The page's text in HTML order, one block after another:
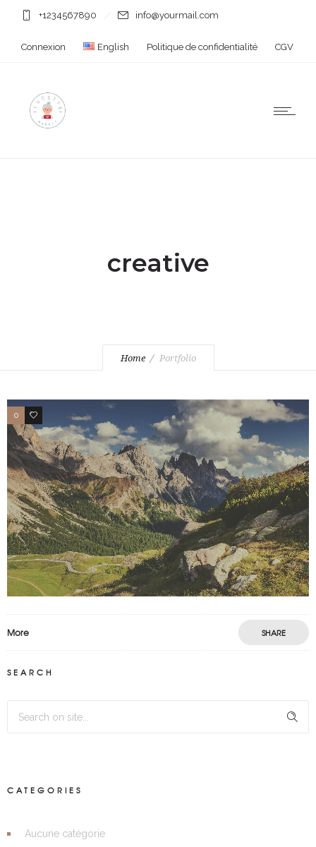
+1234567890 info@yourmail.com
Connexion English Politique de confidentialité CGV
creative
Home Portfolio
0 3
More SHARE
SEARCH
CATEGORIES
Aucune catégorie